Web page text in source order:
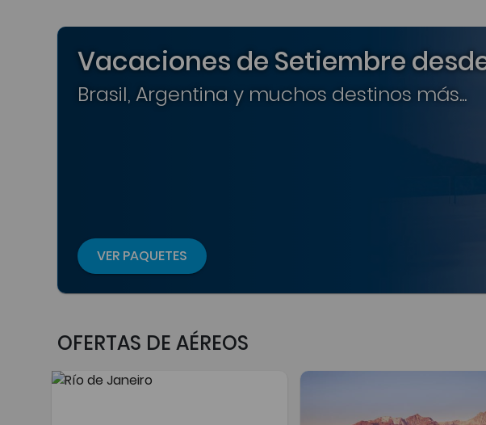
Vacaciones de Setiembre
Brasil, Argentina y muchos destinos más...
VER PAQUETES
OFERTAS DE AÉREOS